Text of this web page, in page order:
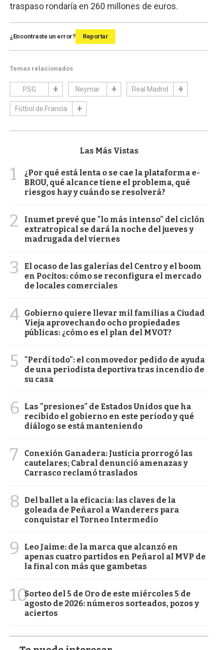
traspaso rondaría en 260 millones de euros.
¿Encontraste un error? Reportar
Temas relacionados
PSG Neymar Real Madrid
Fútbol de Francia
Las Más Vistas
1
¿Por qué está lenta o se cae la plataforma e-
BROU, qué alcance tiene el problema, qué
riesgos hay y cuándo se resolverá?
2
Inumet prevé que "lo más intenso" del ciclón
extratropical se dará la noche del jueves y
madrugada del viernes
3
El ocaso de las galerías del Centro y el boom
en Pocitos: cómo se reconfigura el mercado
de locales comerciales
4 Gobierno quiere llevar mil familias a Ciudad
Vieja aprovechando ocho propiedades
públicas: ¿cómo es el plan del MVOT?
5
"Perdí todo": el conmovedor pedido de ayuda
de una periodista deportiva tras incendio de
su casa
6
Las "presiones" de Estados Unidos que ha
recibido el gobierno en este período y qué
diálogo se está manteniendo
7
Conexión Ganadera: Justicia prorrogó las
cautelares; Cabral denunció amenazas y
Carrasco reclamó traslados
8
Del ballet a la eficacia: las claves de la
goleada de Peñarol a Wanderers para
conquistar el Torneo Intermedio
9
Leo Jaime: de la marca que alcanzó en
apenas cuatro partidos en Peñarol al MVP de
la final con más que gambetas
10Sorteo del 5 de Oro de este miércoles 5 de
agosto de 2026: números sorteados, pozos y
aciertos